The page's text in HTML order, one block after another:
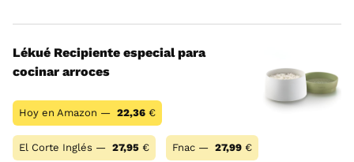
Lékué Recipiente especial para
cocinar arroces
Hoy en Amazon — 22,36 €
El Corte Inglés — 27,95 € Fnac — 27,99 €